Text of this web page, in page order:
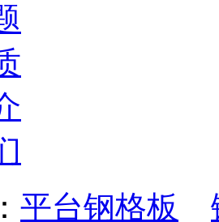
平台钢格板